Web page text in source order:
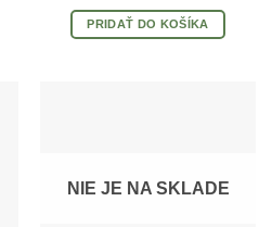
PRIDAŤ DO KOŠÍKA
NIE JE NA SKLADE